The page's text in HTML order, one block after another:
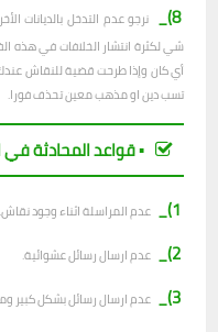
8)_
نرجو عدم التدخل بالديانات
شي لكثرة انتشار الخلافات في هذه
أي كان وإذا طرحت قضية للنقاش
تسب دين او مذهب معين تحذف فورا.
▪︎ قواعد المحادثة في
1)_
عدم المراسلة اثناء وجود نقاش.
2)_ عدم ارسال رسائل عشوائية.
3)_ عدم ارسال رسائل بشكل كبير